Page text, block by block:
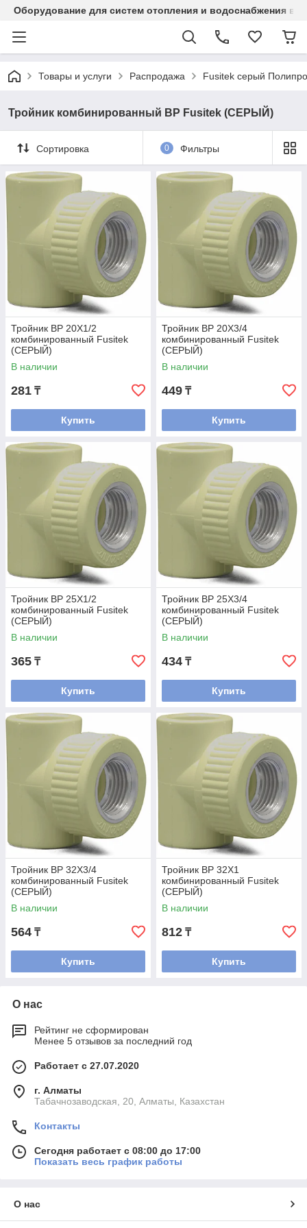
Оборудование для систем отопления и водоснабжения в
Товары и услуги Распродажа Fusitek серый
Тройник комбинированный ВР Fusitek (СЕРЫЙ)
Сортировка 0 Фильтры
Тройник ВР 20Х1/2
комбинированный Fusitek
(СЕРЫЙ)
В наличии
281 ₸
Купить
Тройник ВР 20Х3/4
комбинированный Fusitek
(СЕРЫЙ)
В наличии
449 ₸
Купить
Тройник ВР 25Х1/2
комбинированный Fusitek
(СЕРЫЙ)
В наличии
365 ₸
Купить
Тройник ВР 25Х3/4
комбинированный Fusitek
(СЕРЫЙ)
В наличии
434 ₸
Купить
Тройник ВР 32Х3/4
комбинированный Fusitek
(СЕРЫЙ)
В наличии
564 ₸
Купить
Тройник ВР 32Х1
комбинированный Fusitek
(СЕРЫЙ)
В наличии
812 ₸
Купить
О нас
Рейтинг не сформирован
Менее 5 отзывов за последний год
Работает с 27.07.2020
г. Алматы
Табачнозаводская, 20, Алматы, Казахстан
Контакты
Сегодня работает с 08:00 до 17:00
Показать весь график работы
О нас